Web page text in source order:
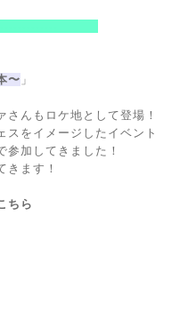
〜 」
んもロケ地として登場！
スをイメージしたイベント
加してきました！
きます！
ちら